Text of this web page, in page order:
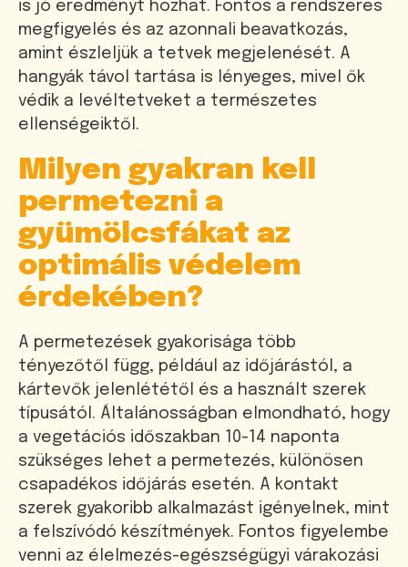
is jó eredményt hozhat. Fontos a rendszeres
megfigyelés és az azonnali beavatkozás,
amint észleljük a tetvek megjelenését. A
hangyák távol tartása is lényeges, mivel ők
védik a levéltetveket a természetes
ellenségeiktől.
Milyen gyakran kell
permetezni a
gyümölcsfákat az
optimális védelem
érdekében?
A permetezések gyakorisága több
tényezőtől függ, például az időjárástól, a
kártevők jelenlététől és a használt szerek
típusától. Általánosságban elmondható, hogy
a vegetációs időszakban 10-14 naponta
szükséges lehet a permetezés, különösen
csapadékos időjárás esetén. A kontakt
szerek gyakoribb alkalmazást igényelnek, mint
a felszívódó készítmények. Fontos figyelembe
venni az élelmezés-egészségügyi várakozási